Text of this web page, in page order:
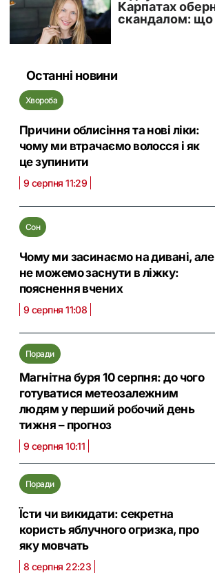
Останні новини
Хвороба
Причини облисіння та нові ліки:
чому ми втрачаємо волосся і як
це зупинити
9 серпня 11:29
Сон
Чому ми засинаємо на дивані, але
не можемо заснути в ліжку:
пояснення вчених
9 серпня 11:08
Поради
Магнітна буря 10 серпня: до чого
готуватися метеозалежним
людям у перший робочий день
тижня – прогноз
9 серпня 10:11
Поради
Їсти чи викидати: секретна
користь яблучного огризка, про
яку мовчать
8 серпня 22:23